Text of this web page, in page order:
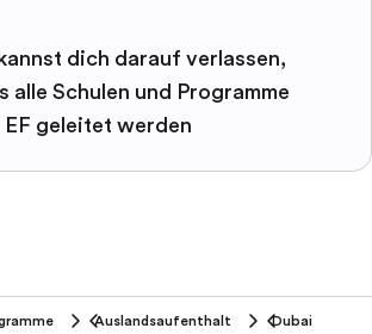
dich darauf verlassen,
alle Schulen und Programme
EF geleitet werden
Auslandsaufenthalt Dubai